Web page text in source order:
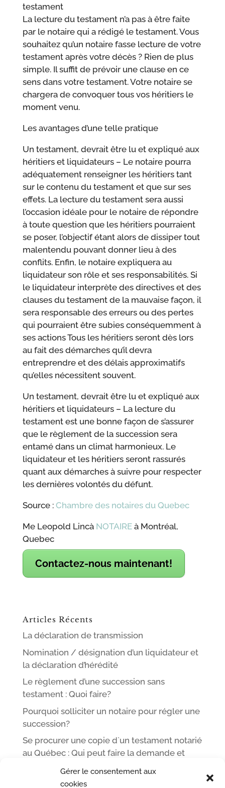
Gérer le consentement aux
cookies
testament
La lecture du testament n’a pas à être faite
par le notaire qui a rédigé le testament. Vous
souhaitez qu’un notaire fasse lecture de votre
testament après votre décès ? Rien de plus
simple. Il suffit de prévoir une clause en ce
sens dans votre testament. Votre notaire se
chargera de convoquer tous vos héritiers le
moment venu.
Les avantages d’une telle pratique
Un testament, devrait être lu et expliqué aux
héritiers et liquidateurs – Le notaire pourra
adéquatement renseigner les héritiers tant
sur le contenu du testament et que sur ses
effets. La lecture du testament sera aussi
l’occasion idéale pour le notaire de répondre
à toute question que les héritiers pourraient
se poser, l’objectif étant alors de dissiper tout
malentendu pouvant donner lieu à des
conflits. Enfin, le notaire expliquera au
liquidateur son rôle et ses responsabilités. Si
le liquidateur interprète des directives et des
clauses du testament de la mauvaise façon, il
sera responsable des erreurs ou des pertes
qui pourraient être subies conséquemment à
ses actions Tous les héritiers seront dès lors
au fait des démarches qu’il devra
entreprendre et des délais approximatifs
qu’elles nécessitent souvent.
Un testament, devrait être lu et expliqué aux
héritiers et liquidateurs – La lecture du
testament est une bonne façon de s’assurer
que le règlement de la succession sera
entamé dans un climat harmonieux. Le
liquidateur et les héritiers seront rassurés
quant aux démarches à suivre pour respecter
les dernières volontés du défunt.
Source : Chambre des notaires du Quebec
Me Leopold Lincà NOTAIREà Montréal,
Quebec
Contactez-nous maintenant!
Articles Récents
La déclaration de transmission
Nomination / désignation d’un liquidateur et
la déclaration d’hérédité
Le règlement d’une succession sans
testament : Quoi faire?
Pourquoi solliciter un notaire pour régler une
succession?
Se procurer une copie d`un testament notarié
au Québec : Qui peut faire la demande et